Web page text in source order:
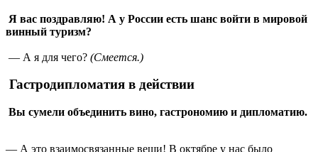
Я вас поздравляю! А у России есть шанс войти в мировой
винный туризм?
— А я для чего? (Смеется.)
Гастродипломатия в действии
Вы сумели объединить вино, гастрономию и дипломатию.
— А это взаимосвязанные вещи! В октябре у нас было